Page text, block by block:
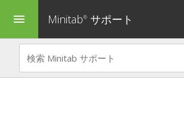
menu Minitab® サポート